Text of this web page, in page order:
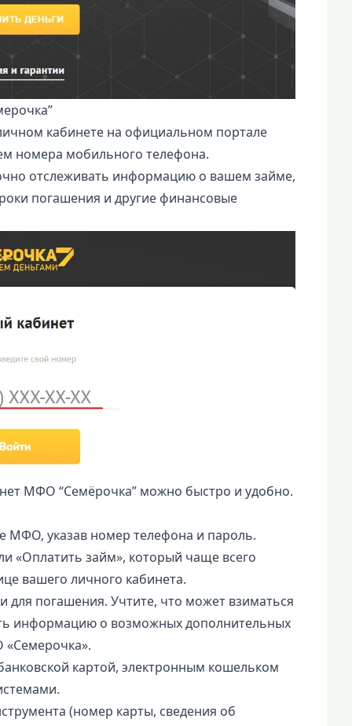
кабинете на официальном портале
номера мобильного телефона.
отслеживать информацию о вашем займе,
погашения и другие финансовые
МФО “Семёрочка” можно быстро и удобно.
МФО, указав номер телефона и пароль.
«Оплатить займ», который чаще всего
вашего личного кабинета.
для погашения. Учтите, что может взиматься
информацию о возможных дополнительных
картой, электронным кошельком
(номер карты, сведения об